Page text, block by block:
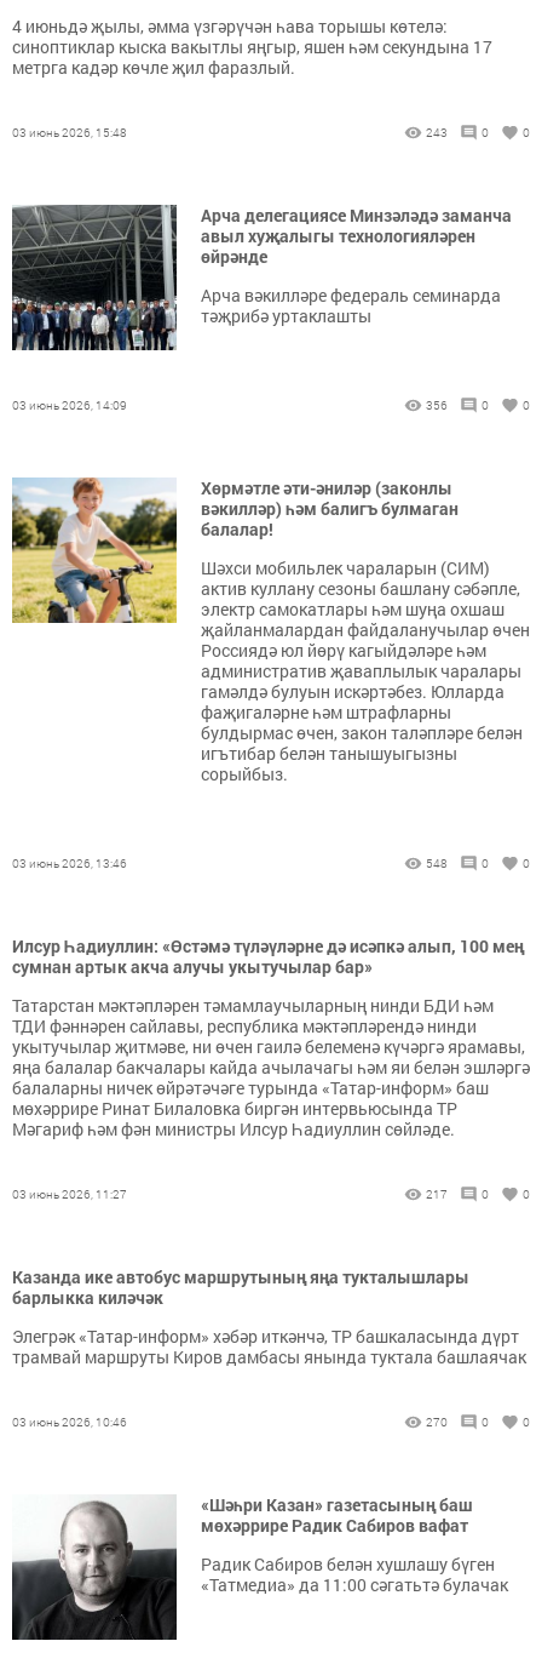
4 июньдә җылы, әмма үзгәрүчән һава торышы көтелә:
синоптиклар кыска вакытлы яңгыр, яшен һәм секундына 17
метрга кадәр көчле җил фаразлый.
03 июнь 2026, 15:48 243 0 0
Арча делегациясе Минзәләдә заманча
авыл хуҗалыгы технологияләрен
өйрәнде
Арча вәкилләре федераль семинарда
тәҗрибә уртаклашты
03 июнь 2026, 14:09 356 0 0
Хөрмәтле әти-әниләр (законлы
вәкилләр) һәм балигъ булмаган
балалар!
Шәхси мобильлек чараларын (СИМ)
актив куллану сезоны башлану сәбәпле,
электр самокатлары һәм шуңа охшаш
җайланмалардан файдаланучылар өчен
Россиядә юл йөрү кагыйдәләре һәм
административ җаваплылык чаралары
гамәлдә булуын искәртәбез. Юлларда
фаҗигаләрне һәм штрафларны
булдырмас өчен, закон таләпләре белән
игътибар белән танышуыгызны
сорыйбыз.
03 июнь 2026, 13:46 548 0 0
Илсур Һадиуллин: «Өстәмә түләүләрне дә исәпкә алып, 100 мең
сумнан артык акча алучы укытучылар бар»
Татарстан мәктәпләрен тәмамлаучыларның нинди БДИ һәм
ТДИ фәннәрен сайлавы, республика мәктәпләрендә нинди
укытучылар җитмәве, ни өчен гаилә белеменә күчәргә ярамавы,
яңа балалар бакчалары кайда ачылачагы һәм яи белән эшләргә
балаларны ничек өйрәтәчәге турында «Татар-информ» баш
мөхәррире Ринат Билаловка биргән интервьюсында ТР
Мәгариф һәм фән министры Илсур Һадиуллин сөйләде.
03 июнь 2026, 11:27 217 0 0
Казанда ике автобус маршрутының яңа тукталышлары
барлыкка киләчәк
Элегрәк «Татар-информ» хәбәр иткәнчә, ТР башкаласында дүрт
трамвай маршруты Киров дамбасы янында туктала башлаячак
03 июнь 2026, 10:46 270 0 0
«Шәһри Казан» газетасының баш
мөхәррире Радик Сабиров вафат
Радик Сабиров белән хушлашу бүген
«Татмедиа» да 11:00 сәгатьтә булачак